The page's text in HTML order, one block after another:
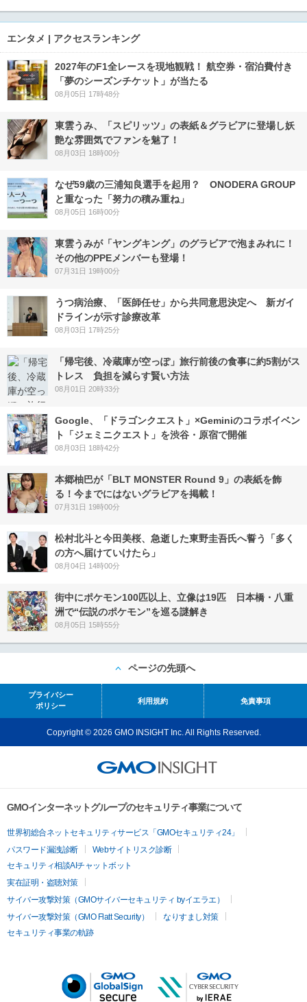
エンタメ | アクセスランキング
2027年のF1全レースを現地観戦！ 航空券・宿泊費付き
「夢のシーズンチケット」が当たる
08月05日 17時48分
東雲うみ、「スピリッツ」の表紙＆グラビアに登場し妖
艶な雰囲気でファンを魅了！
08月03日 18時00分
なぜ59歳の三浦知良選手を起用？ ONODERA GROUP
と重なった「努力の積み重ね」
08月05日 16時00分
東雲うみが「ヤングキング」のグラビアで泡まみれに！
その他のPPEメンバーも登場！
07月31日 19時00分
うつ病治療、「医師任せ」から共同意思決定へ 新ガイ
ドラインが示す診療改革
08月03日 17時25分
「帰宅後、冷蔵庫が空っぽ」旅行前後の食事に約5割がス
トレス 負担を減らす賢い方法
08月01日 20時33分
Google、「ドラゴンクエスト」×Geminiのコラボイベン
ト「ジェミニクエスト」を渋谷・原宿で開催
08月03日 18時42分
本郷柚巴が「BLT MONSTER Round 9」の表紙を飾
る！今までにはないグラビアを掲載！
07月31日 19時00分
松村北斗と今田美桜、急逝した東野圭吾氏へ誓う「多く
の方へ届けていけたら」
08月04日 14時00分
街中にポケモン100匹以上、立像は19匹 日本橋・八重
洲で“伝説のポケモン”を巡る謎解き
08月05日 15時55分
ページの先頭へ
プライバシー
ポリシー
利用規約 免責事項
Copyright © 2026 GMO INSIGHT Inc. All Rights Reserved.
GMOインターネットグループのセキュリティ事業について
世界初総合ネットセキュリティサービス「GMOセキュリティ24」
パスワード漏洩診断
Webサイトリスク診断
セキュリティ相談AIチャットボット
実在証明・盗聴対策
サイバー攻撃対策（GMOサイバーセキュリティ byイエラエ）
サイバー攻撃対策（GMO Flatt Security）
なりすまし対策
セキュリティ事業の軌跡